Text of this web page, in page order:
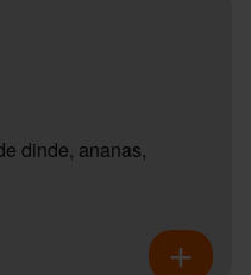
dinde, ananas,